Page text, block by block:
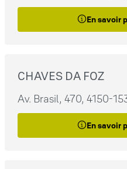
En savoir
CHAVES DA FOZ
Av. Brasil, 470, 4150-
En savoir